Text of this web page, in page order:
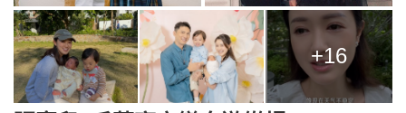
+16